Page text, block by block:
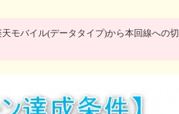
モバイル(データタイプ)から本回線への